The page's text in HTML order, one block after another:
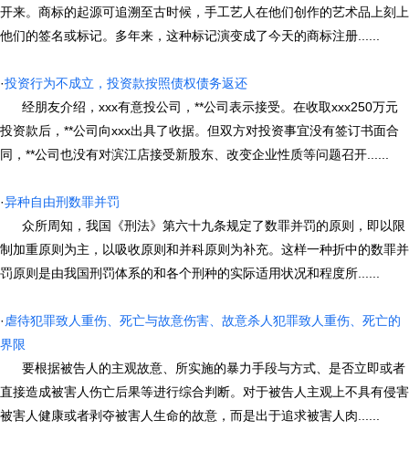
开来。商标的起源可追溯至古时候，手工艺人在他们创作的艺术品上刻上
他们的签名或标记。多年来，这种标记演变成了今天的商标注册......
·投资行为不成立，投资款按照债权债务返还
经朋友介绍，xxx有意投公司，**公司表示接受。在收取xxx250万元
投资款后，**公司向xxx出具了收据。但双方对投资事宜没有签订书面合
同，**公司也没有对滨江店接受新股东、改变企业性质等问题召开......
·异种自由刑数罪并罚
众所周知，我国《刑法》第六十九条规定了数罪并罚的原则，即以限
制加重原则为主，以吸收原则和并科原则为补充。这样一种折中的数罪并
罚原则是由我国刑罚体系的和各个刑种的实际适用状况和程度所......
·虐待犯罪致人重伤、死亡与故意伤害、故意杀人犯罪致人重伤、死亡的
界限
要根据被告人的主观故意、所实施的暴力手段与方式、是否立即或者
直接造成被害人伤亡后果等进行综合判断。对于被告人主观上不具有侵害
被害人健康或者剥夺被害人生命的故意，而是出于追求被害人肉......